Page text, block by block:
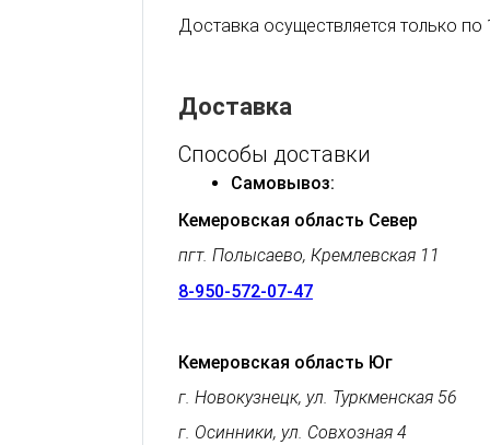
Доставка осуществляется только по
Доставка
Способы доставки
Самовывоз:
Кемеровская область Север
пгт. Полысаево, Кремлевская 11
8-950-572-07-47
Кемеровская область Юг
г. Новокузнецк, ул. Туркменская 56
г. Осинники, ул. Совхозная 4